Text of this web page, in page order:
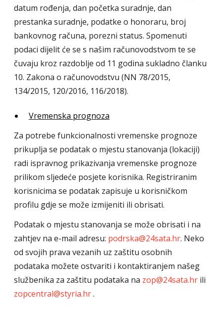
datum rođenja, dan početka suradnje, dan
prestanka suradnje, podatke o honoraru, broj
bankovnog računa, porezni status. Spomenuti
podaci dijelit će se s našim računovodstvom te se
čuvaju kroz razdoblje od 11 godina sukladno članku
10. Zakona o računovodstvu (NN 78/2015,
134/2015, 120/2016, 116/2018).
Vremenska prognoza
Za potrebe funkcionalnosti vremenske prognoze
prikuplja se podatak o mjestu stanovanja (lokaciji)
radi ispravnog prikazivanja vremenske prognoze
prilikom sljedeće posjete korisnika. Registriranim
korisnicima se podatak zapisuje u korisničkom
profilu gdje se može izmijeniti ili obrisati.
Podatak o mjestu stanovanja se može obrisati i na
zahtjev na e-mail adresu: podrska@24sata.hr. Neko
od svojih prava vezanih uz zaštitu osobnih
podataka možete ostvariti i kontaktiranjem našeg
službenika za zaštitu podataka na zop@24sata.hr ili
zopcentral@styria.hr.